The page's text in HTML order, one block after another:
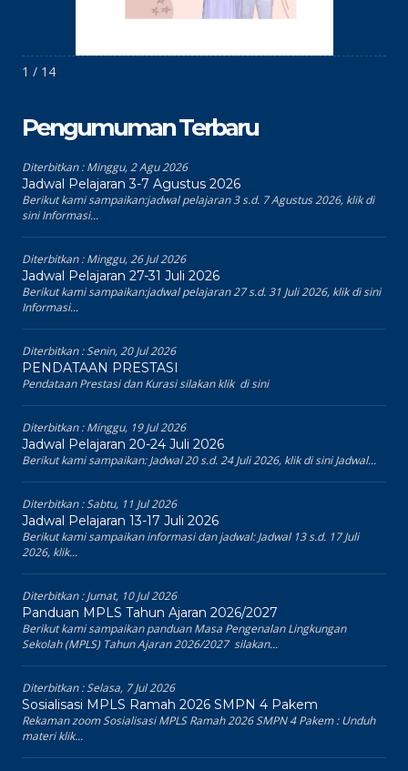
1 / 14
Pengumuman Terbaru
Diterbitkan :Minggu, 2 Agu 2026
Jadwal Pelajaran 3-7 Agustus 2026
Berikut kami sampaikan:jadwal pelajaran 3 s.d. 7 Agustus 2026, klik di
sini Informasi...
Diterbitkan :Minggu, 26 Jul 2026
Jadwal Pelajaran 27-31 Juli 2026
Berikut kami sampaikan:jadwal pelajaran 27 s.d. 31 Juli 2026, klik di sini
Informasi...
Diterbitkan :Senin, 20 Jul 2026
PENDATAAN PRESTASI
Pendataan Prestasi dan Kurasi silakan klik di sini
Diterbitkan :Minggu, 19 Jul 2026
Jadwal Pelajaran 20-24 Juli 2026
Berikut kami sampaikan: Jadwal 20 s.d. 24 Juli 2026, klik di sini Jadwal...
Diterbitkan :Sabtu, 11 Jul 2026
Jadwal Pelajaran 13-17 Juli 2026
Berikut kami sampaikan informasi dan jadwal: Jadwal 13 s.d. 17 Juli
2026, klik...
Diterbitkan :Jumat, 10 Jul 2026
Panduan MPLS Tahun Ajaran 2026/2027
Berikut kami sampaikan panduan Masa Pengenalan Lingkungan
Sekolah (MPLS) Tahun Ajaran 2026/2027 silakan...
Diterbitkan :Selasa, 7 Jul 2026
Sosialisasi MPLS Ramah 2026 SMPN 4 Pakem
Rekaman zoom Sosialisasi MPLS Ramah 2026 SMPN 4 Pakem : Unduh
materi klik...